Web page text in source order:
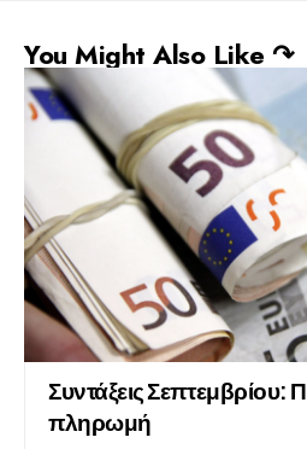
You Might Also Like ↷
Συντάξεις Σεπτεμβρίου:
πληρωμή